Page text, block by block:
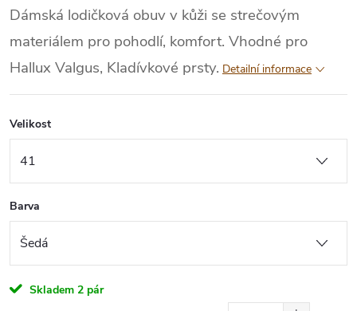
Dámská lodičková obuv v kůži se strečovým
materiálem pro pohodlí, komfort. Vhodné pro
Hallux Valgus, Kladívkové prsty. Detailní informace
Velikost
Barva
Skladem 2 pár